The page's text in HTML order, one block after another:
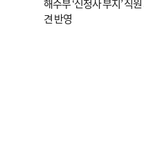
해수부 ‘신청사 부지’ 직원
견 반영